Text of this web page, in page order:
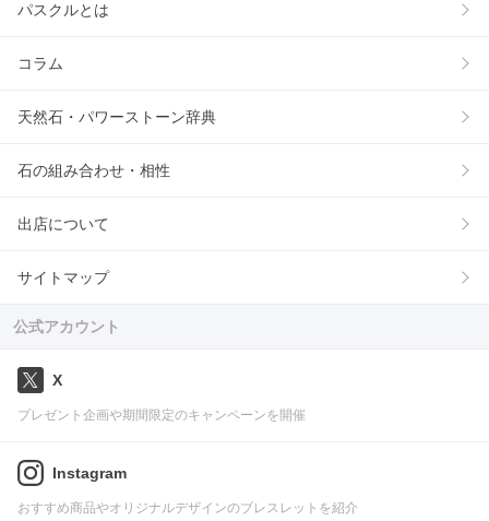
パスクルとは
コラム
天然石・パワーストーン辞典
石の組み合わせ・相性
出店について
サイトマップ
公式アカウント
X
プレゼント企画や期間限定のキャンペーンを開催
Instagram
おすすめ商品やオリジナルデザインのブレスレットを紹介